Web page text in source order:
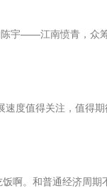
宇——江南愤青，众筹
度值得关注，值得期
。和普通经济周期